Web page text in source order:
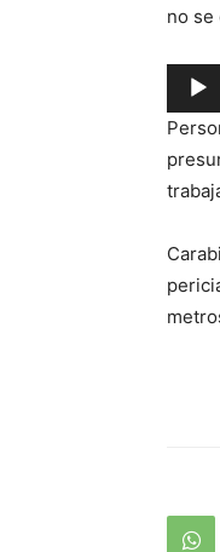
no se
de
audio